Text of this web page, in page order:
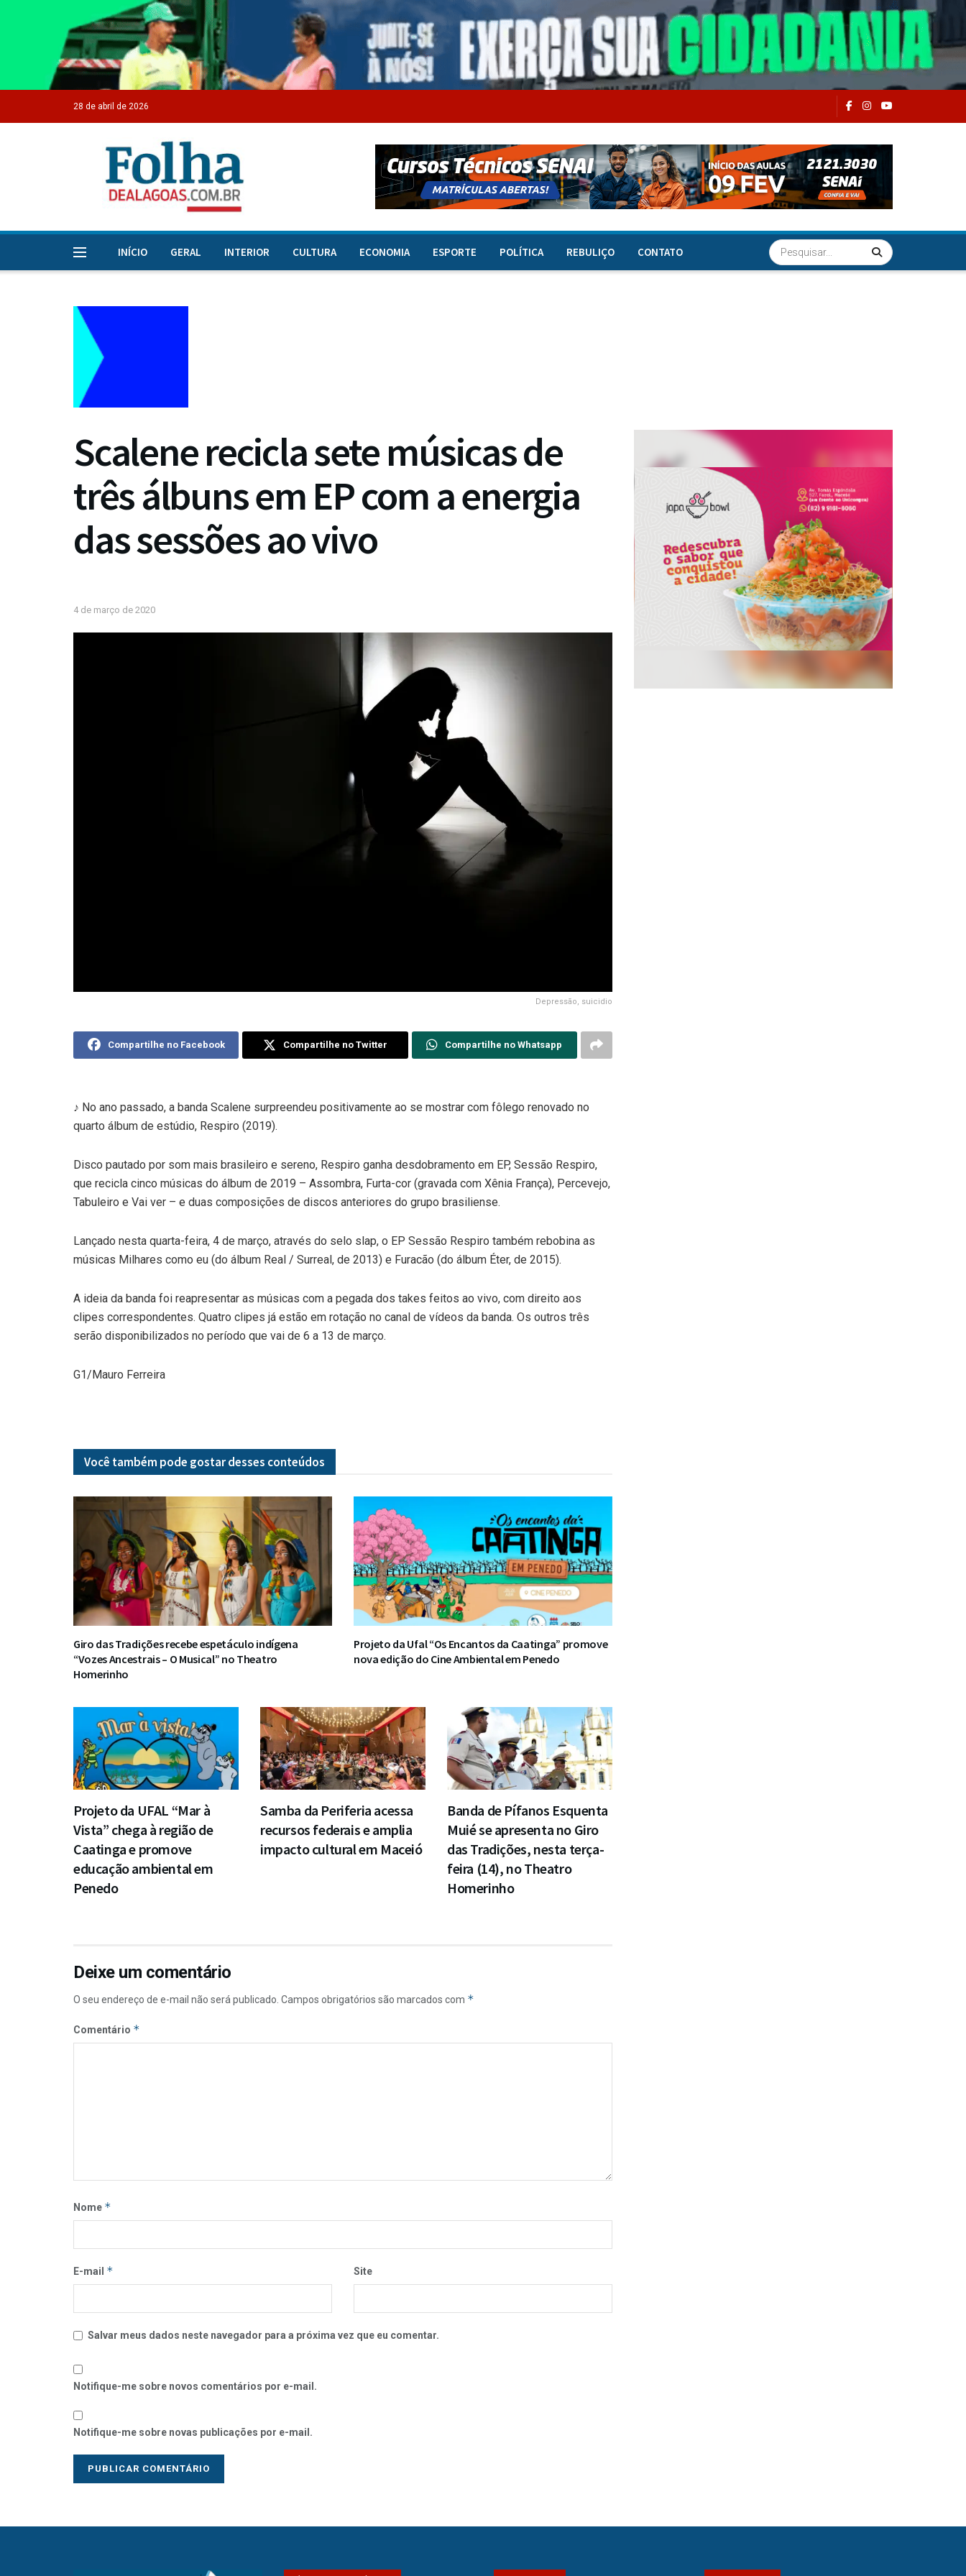
28 de abril de 2026
INÍCIO GERAL INTERIOR CULTURA ECONOMIA ESPORTE POLÍTICA REBULIÇO CONTATO
Scalene recicla sete músicas de
três álbuns em EP com a energia
das sessões ao vivo
4 de março de 2020
Depressão, suicidio
Compartilhe no Facebook Compartilhe no Twitter Compartilhe no Whatsapp
♪ No ano passado, a banda Scalene surpreendeu positivamente ao se mostrar com fôlego renovado no
quarto álbum de estúdio, Respiro (2019).
Disco pautado por som mais brasileiro e sereno, Respiro ganha desdobramento em EP, Sessão Respiro,
que recicla cinco músicas do álbum de 2019 – Assombra, Furta-cor (gravada com Xênia França), Percevejo,
Tabuleiro e Vai ver – e duas composições de discos anteriores do grupo brasiliense.
Lançado nesta quarta-feira, 4 de março, através do selo slap, o EP Sessão Respiro também rebobina as
músicas Milhares como eu (do álbum Real / Surreal, de 2013) e Furacão (do álbum Éter, de 2015).
A ideia da banda foi reapresentar as músicas com a pegada dos takes feitos ao vivo, com direito aos
clipes correspondentes. Quatro clipes já estão em rotação no canal de vídeos da banda. Os outros três
serão disponibilizados no período que vai de 6 a 13 de março.
G1/Mauro Ferreira
Você também pode gostar desses conteúdos
Giro das Tradições recebe espetáculo indígena
“Vozes Ancestrais – O Musical” no Theatro
Homerinho
Projeto da Ufal “Os Encantos da Caatinga” promove
nova edição do Cine Ambiental em Penedo
Projeto da UFAL “Mar à
Vista” chega à região de
Caatinga e promove
educação ambiental em
Penedo
Samba da Periferia acessa
recursos federais e amplia
impacto cultural em Maceió
Banda de Pífanos Esquenta
Muié se apresenta no Giro
das Tradições, nesta terça-
feira (14), no Theatro
Homerinho
Deixe um comentário
O seu endereço de e-mail não será publicado. Campos obrigatórios são marcados com *
Comentário *
Nome *
E-mail * Site
Salvar meus dados neste navegador para a próxima vez que eu comentar.
Notifique-me sobre novos comentários por e-mail.
Notifique-me sobre novas publicações por e-mail.